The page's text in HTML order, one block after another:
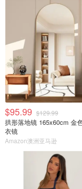
$95.99 $129.99
拱形落地镜 165x60cm 金
衣镜
Amazon澳洲亚马逊